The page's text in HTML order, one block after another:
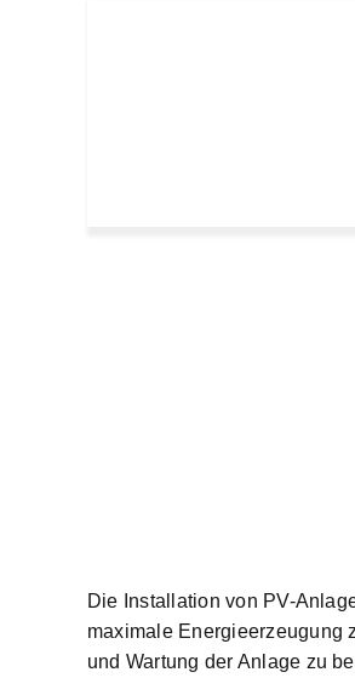
Die Installation von PV-
maximale Energieerzeugung
und Wartung der Anlage zu